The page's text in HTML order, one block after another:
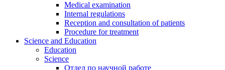
Medical examination
Internal regulations
Reception and consultation of patients
Procedure for treatment
Science and Education
Education
Science
Отдел по научной работе